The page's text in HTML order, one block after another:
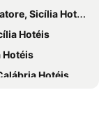
Sicília Hotéis
Hotéis
Hotéis
Hotéis